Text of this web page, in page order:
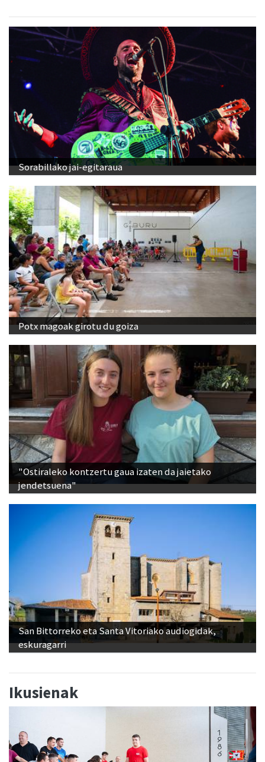
Sorabillako jai-egitaraua
Potx magoak girotu du goiza
"Ostiraleko kontzertu gaua izaten da jaietako
jendetsuena"
San Bittorreko eta Santa Vitoriako audiogidak,
eskuragarri
Ikusienak